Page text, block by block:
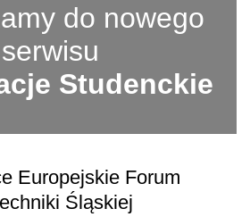
do nowego
serwisu
Studenckie
Europejskie Forum
Śląskiej